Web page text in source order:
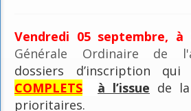
Vendredi 05 septembre, à
Générale Ordinaire de
dossiers d’inscription qui
COMPLETS
à l’issue de
prioritaires.